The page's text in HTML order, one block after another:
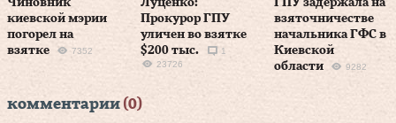
Чиновник
киевской мэрии
погорел на
взятке
7352
Луценко:
Прокурор ГПУ
уличен во взятке
$200 тыс.
1
23726
ГПУ задержала на
взяточничестве
начальника ГФС в
Киевской
области
9282
комментарии (0)